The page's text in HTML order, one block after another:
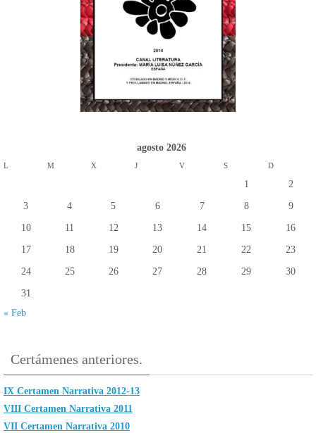
agosto 2026
L M X J V S D
1 2
3 4 5 6 7 8 9
10 11 12 13 14 15 16
17 18 19 20 21 22 23
24 25 26 27 28 29 30
31
« Feb
Certámenes anteriores.
IX Certamen Narrativa 2012-13
VIII Certamen Narrativa 2011
VII Certamen Narrativa 2010